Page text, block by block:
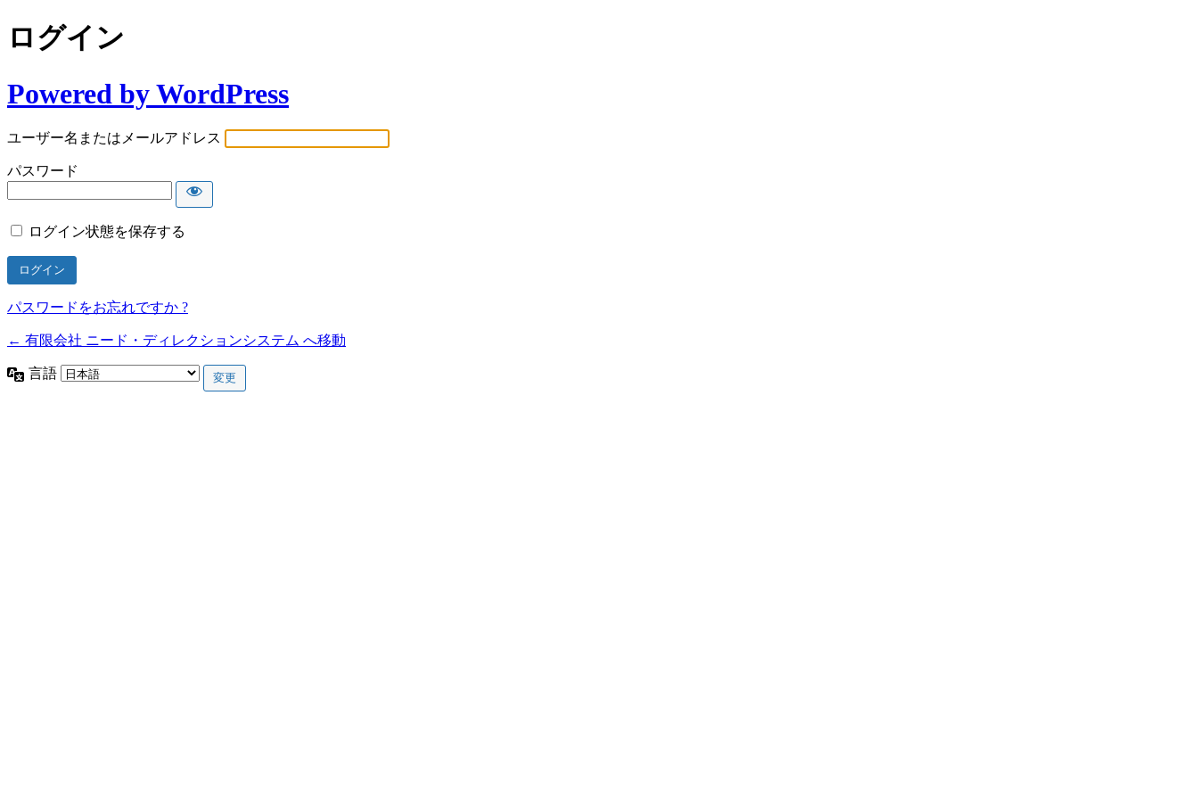
ログイン
Powered by WordPress
ユーザー名またはメールアドレス
パスワード
ログイン状態を保存する
パスワードをお忘れですか ?
← 有限会社 ニード・ディレクションシステム へ移動
言語